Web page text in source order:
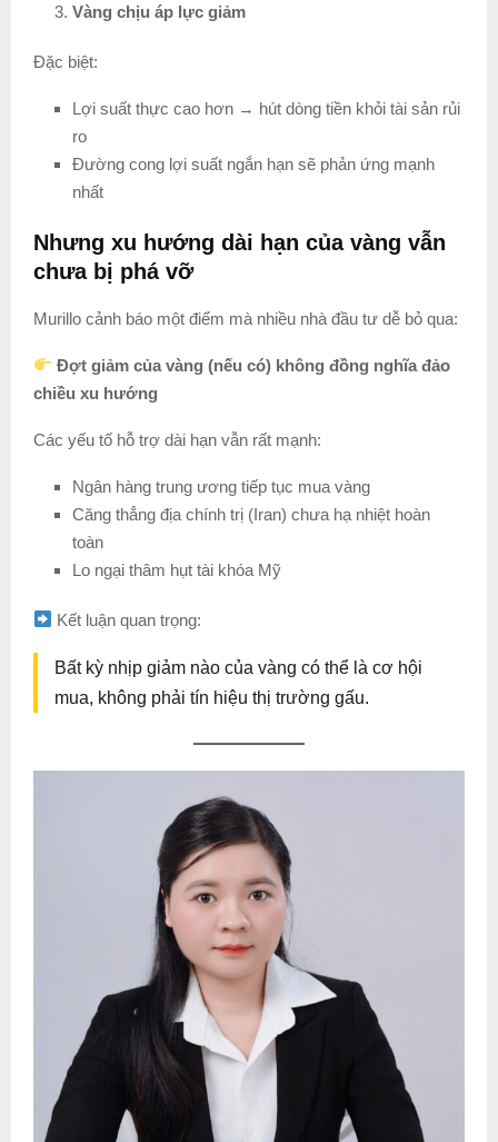
Vàng chịu áp lực giảm
Đặc biệt:
Lợi suất thực cao hơn → hút dòng tiền khỏi tài sản rủi
ro
Đường cong lợi suất ngắn hạn sẽ phản ứng mạnh
nhất
Nhưng xu hướng dài hạn của vàng vẫn
chưa bị phá vỡ
Murillo cảnh báo một điểm mà nhiều nhà đầu tư dễ bỏ qua:
Đợt giảm của vàng (nếu có) không đồng nghĩa đảo
chiều xu hướng
Các yếu tố hỗ trợ dài hạn vẫn rất mạnh:
Ngân hàng trung ương tiếp tục mua vàng
Căng thẳng địa chính trị (Iran) chưa hạ nhiệt hoàn
toàn
Lo ngại thâm hụt tài khóa Mỹ
Kết luận quan trọng:
Bất kỳ nhịp giảm nào của vàng có thể là cơ hội
mua, không phải tín hiệu thị trường gấu.